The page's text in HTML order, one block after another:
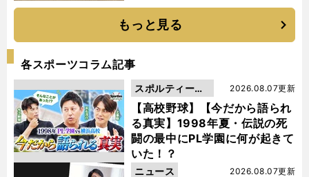
もっと見る
各スポーツコラム記事
【高校野球】【今だから語られ
る真実】1998年夏・伝説の死
闘の最中にPL学園に何が起きて
いた！？
2026.08.07更新
スポルティーバ
動画
2026.08.07更新
ニュース